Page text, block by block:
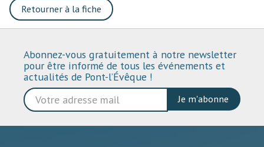
Retourner à la fiche
Abonnez-vous gratuitement à notre newsletter
pour être informé de tous les événements et
actualités de Pont-l’Évêque !
Je m'abonne